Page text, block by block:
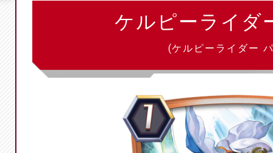
ケルピーライダ
(ケルピーライダー